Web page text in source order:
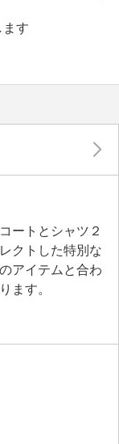
ます
ートとシャツ２
クトした特別な
アイテムと合わ
ます。